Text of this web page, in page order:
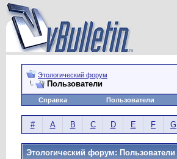
Этологический форум
Пользователи
Справка Пользователи
# A B C D E F G
Этологический форум: Пользователи